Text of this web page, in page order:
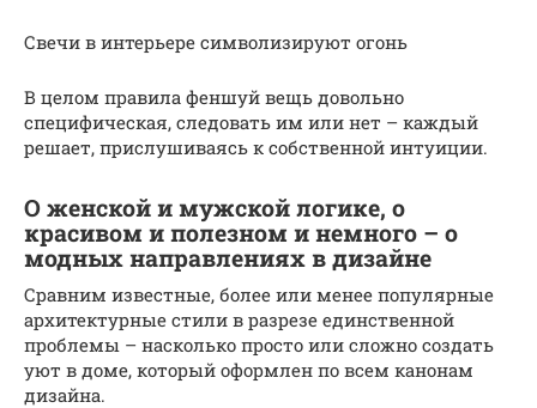
Свечи в интерьере символизируют огонь
В целом правила феншуй вещь довольно
специфическая, следовать им или нет – каждый
решает, прислушиваясь к собственной интуиции.
О женской и мужской логике, о
красивом и полезном и немного – о
модных направлениях в дизайне
Сравним известные, более или менее популярные
архитектурные стили в разрезе единственной
проблемы – насколько просто или сложно создать
уют в доме, который оформлен по всем канонам
дизайна.